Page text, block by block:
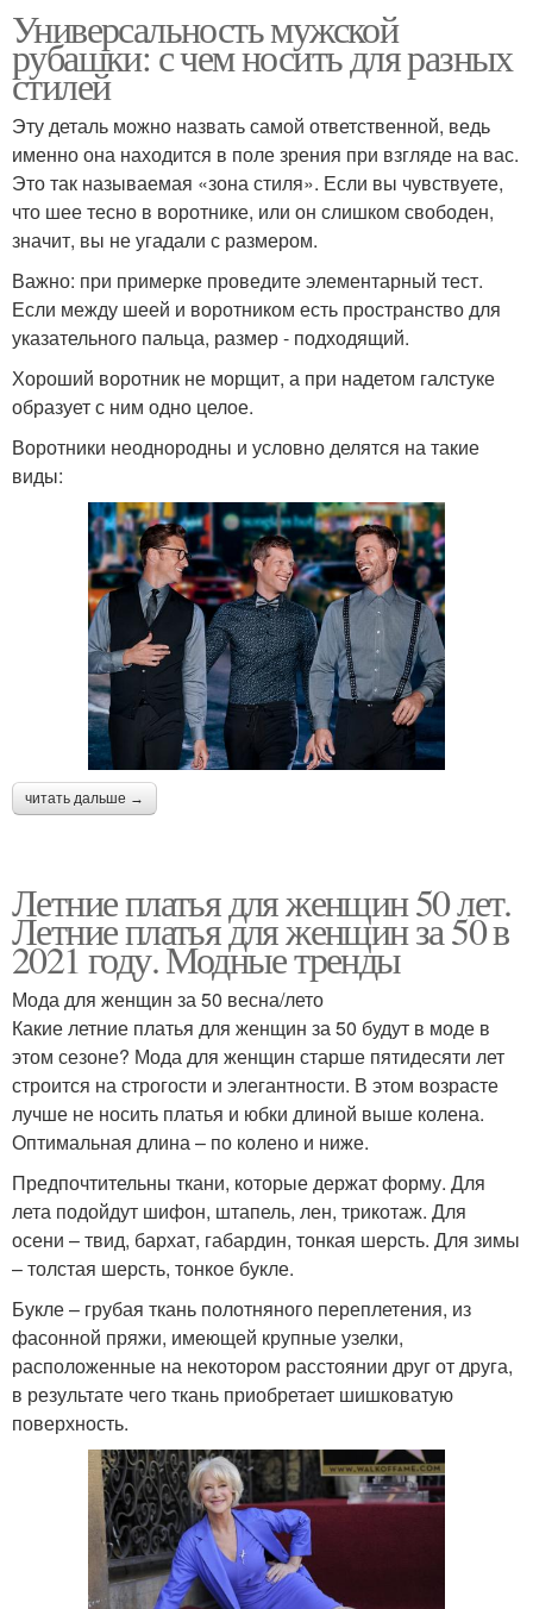
Универсальность мужской
рубашки: с чем носить для разных
стилей
Эту деталь можно назвать самой ответственной, ведь
именно она находится в поле зрения при взгляде на вас.
Это так называемая «зона стиля». Если вы чувствуете,
что шее тесно в воротнике, или он слишком свободен,
значит, вы не угадали с размером.
Важно: при примерке проведите элементарный тест.
Если между шеей и воротником есть пространство для
указательного пальца, размер - подходящий.
Хороший воротник не морщит, а при надетом галстуке
образует с ним одно целое.
Воротники неоднородны и условно делятся на такие
виды:
читать дальше →
Летние платья для женщин 50 лет.
Летние платья для женщин за 50 в
2021 году. Модные тренды
Мода для женщин за 50 весна/лето
Какие летние платья для женщин за 50 будут в моде в
этом сезоне? Мода для женщин старше пятидесяти лет
строится на строгости и элегантности. В этом возрасте
лучше не носить платья и юбки длиной выше колена.
Оптимальная длина – по колено и ниже.
Предпочтительны ткани, которые держат форму. Для
лета подойдут шифон, штапель, лен, трикотаж. Для
осени – твид, бархат, габардин, тонкая шерсть. Для зимы
– толстая шерсть, тонкое букле.
Букле – грубая ткань полотняного переплетения, из
фасонной пряжи, имеющей крупные узелки,
расположенные на некотором расстоянии друг от друга,
в результате чего ткань приобретает шишковатую
поверхность.